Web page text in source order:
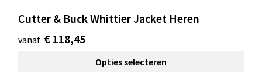
Cutter & Buck Whittier Jacket Heren
vanaf € 118,45
Opties selecteren